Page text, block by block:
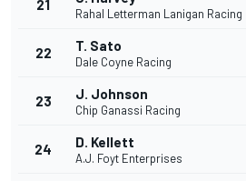
21
Rahal Letterman Lanigan Racing
22 T. Sato
Dale Coyne Racing
23 J. Johnson
Chip Ganassi Racing
24 D. Kellett
A.J. Foyt Enterprises